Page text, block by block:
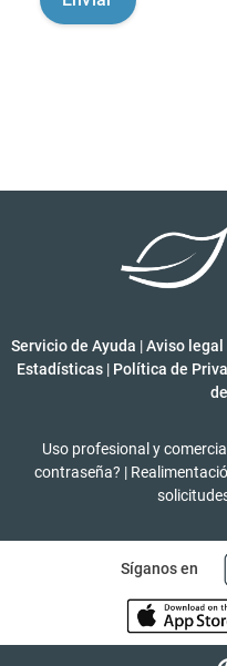
Servicio de Ayuda |Aviso legal
Estadísticas | Política de
Uso profesional y comercial
contraseña? |
Síganos en